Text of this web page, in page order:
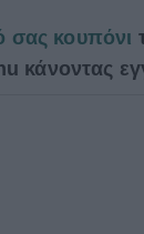
σας κουπόνι
κάνοντας